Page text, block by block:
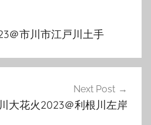
＠市川市江戸川土手
Next Post
大花火2023＠利根川左岸